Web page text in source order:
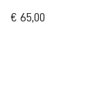
€ 65,00